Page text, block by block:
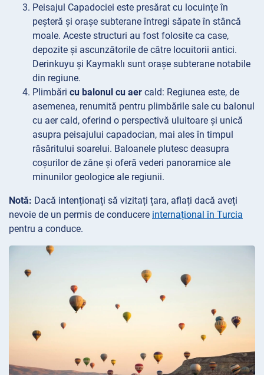
Peisajul Capadociei este presărat cu locuințe în
peșteră și orașe subterane întregi săpate în stâncă
moale. Aceste structuri au fost folosite ca case,
depozite și ascunzătorile de către locuitorii antici.
Derinkuyu și Kaymaklı sunt orașe subterane notabile
din regiune.
Plimbări cu balonul cu aer cald: Regiunea este, de
asemenea, renumită pentru plimbările sale cu balonul
cu aer cald, oferind o perspectivă uluitoare și unică
asupra peisajului capadocian, mai ales în timpul
răsăritului soarelui. Baloanele plutesc deasupra
coșurilor de zâne și oferă vederi panoramice ale
minunilor geologice ale regiunii.
Notă: Dacă intenționați să vizitați țara, aflați dacă aveți
nevoie de un permis de conducere internațional în Turcia
pentru a conduce.